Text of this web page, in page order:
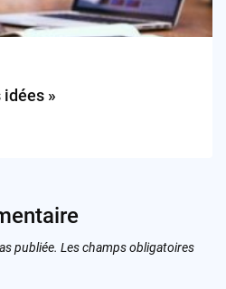
»
publiée. Les champs obligatoires